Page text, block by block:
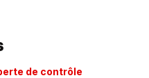
de contrôle